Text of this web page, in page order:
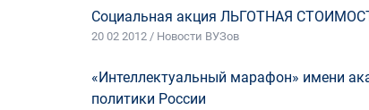
Социальная акция ЛЬГОТНАЯ
20 02 2012 / Новости ВУЗов
«Интеллектуальный марафон» имени
политики России